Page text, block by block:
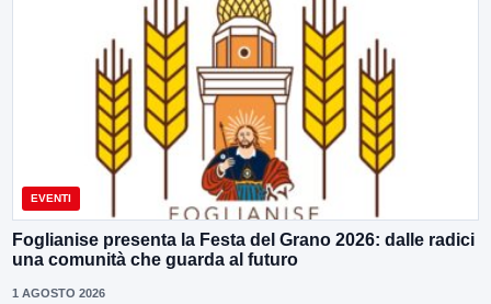
EVENTI
Foglianise presenta la Festa del Grano 2026: dalle radici
una comunità che guarda al futuro
1 AGOSTO 2026